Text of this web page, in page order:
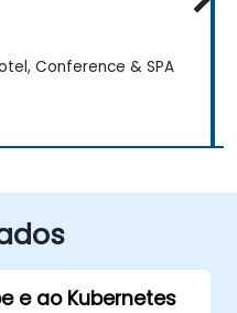
Conference & SPA
e ao Kubernetes